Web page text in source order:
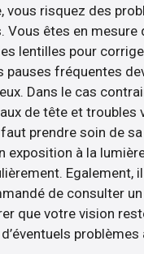
vous risquez des
Vous êtes en mesure
lentilles pour
pauses fréquentes
Dans le cas
de tête et troubles
prendre soin de
exposition à la
Egalement,
de consulter
que votre vision
problèmes